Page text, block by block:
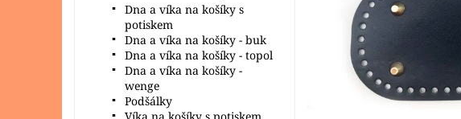
Dna a víka na košíky s
potiskem
Dna a víka na košíky - buk
Dna a víka na košíky - topol
Dna a víka na košíky -
wenge
Podšálky